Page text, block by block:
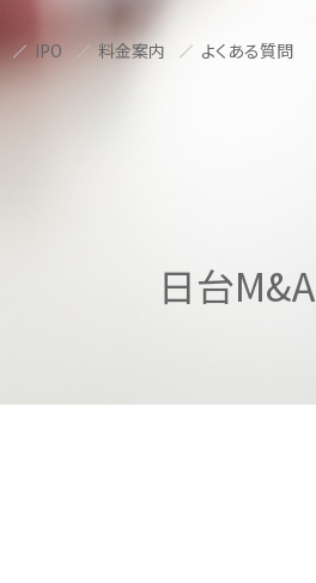
IPO 料金案内 よくある質問
日台M&A